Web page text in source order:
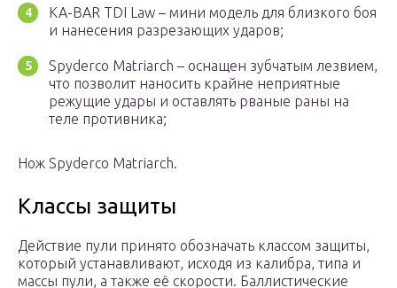
KA-BAR TDI Law – мини модель для близкого боя
и нанесения разрезающих ударов;
Spyderco Matriarch – оснащен зубчатым лезвием,
что позволит наносить крайне неприятные
режущие удары и оставлять рваные раны на
теле противника;
Нож Spyderco Matriarch.
Классы защиты
Действие пули принято обозначать классом защиты,
который устанавливают, исходя из калибра, типа и
массы пули, а также её скорости. Баллистические